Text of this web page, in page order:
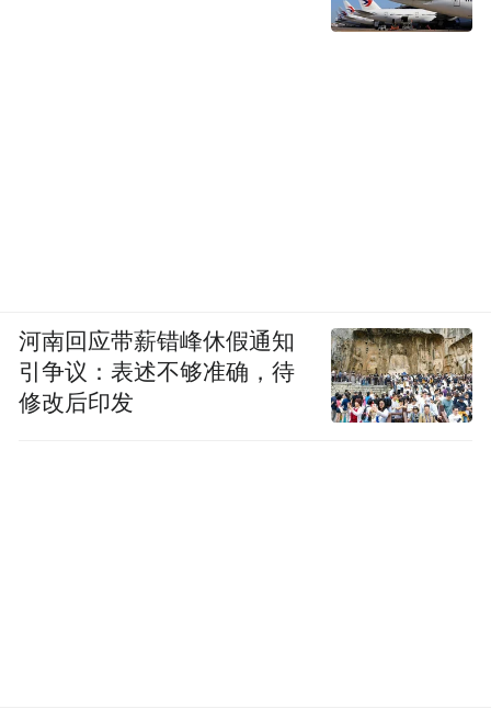
河南回应带薪错峰休假通知
引争议：表述不够准确，待
修改后印发